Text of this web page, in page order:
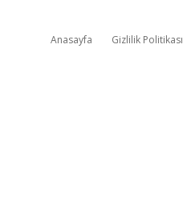
Anasayfa Gizlilik Politikası